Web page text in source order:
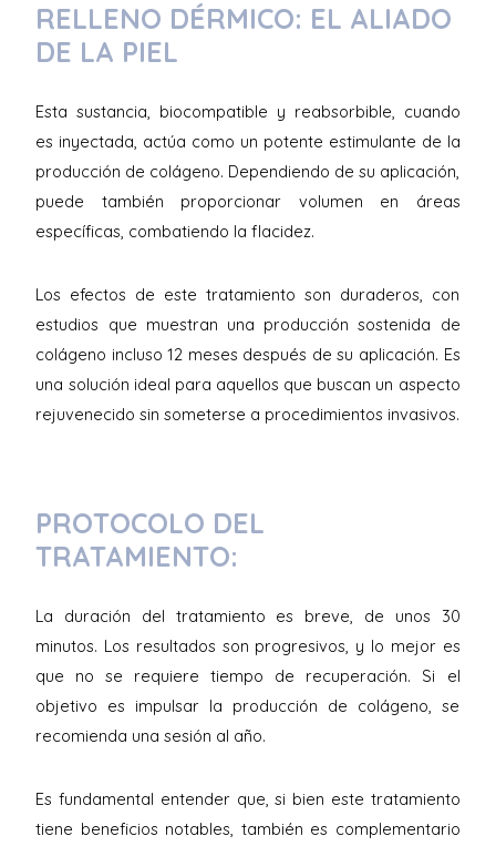
RELLENO DÉRMICO: EL ALIADO
DE LA PIEL
Esta sustancia, biocompatible y reabsorbible, cuando
es inyectada, actúa como un potente estimulante de la
producción de colágeno. Dependiendo de su aplicación,
puede también proporcionar volumen en áreas
específicas, combatiendo la flacidez.
Los efectos de este tratamiento son duraderos, con
estudios que muestran una producción sostenida de
colágeno incluso 12 meses después de su aplicación. Es
una solución ideal para aquellos que buscan un aspecto
rejuvenecido sin someterse a procedimientos invasivos.
PROTOCOLO DEL
TRATAMIENTO:
La duración del tratamiento es breve, de unos 30
minutos. Los resultados son progresivos, y lo mejor es
que no se requiere tiempo de recuperación. Si el
objetivo es impulsar la producción de colágeno, se
recomienda una sesión al año.
Es fundamental entender que, si bien este tratamiento
tiene beneficios notables, también es complementario